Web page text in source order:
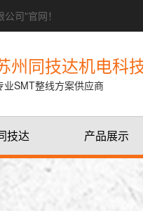
司"官网！
州同技达机电科
业SMT整线方案供应商
技达 产品展示